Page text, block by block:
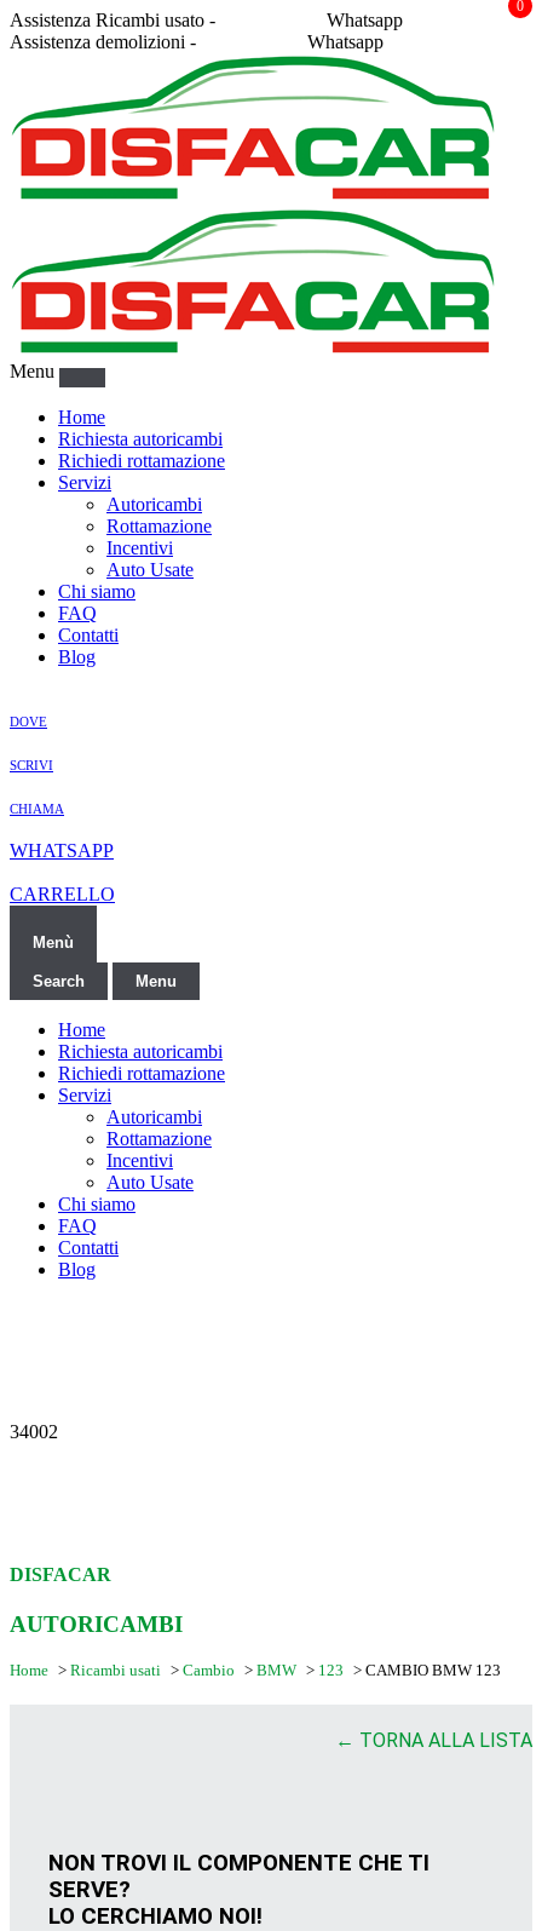
Assistenza Ricambi usato -
Whatsapp
Assistenza demolizioni -
Whatsapp
Menu
Home
Richiesta autoricambi
Richiedi rottamazione
Servizi
Autoricambi
Rottamazione
Incentivi
Auto Usate
Chi siamo
FAQ
Contatti
Blog
DOVE
SCRIVI
CHIAMA
WHATSAPP
0
CARRELLO
Menù
Search Menu
Home
Richiesta autoricambi
Richiedi rottamazione
Servizi
Autoricambi
Rottamazione
Incentivi
Auto Usate
Chi siamo
FAQ
Contatti
Blog
34002
DISFACAR
AUTORICAMBI
Home > Ricambi usati > Cambio > BMW > 123 > CAMBIO BMW 123
← TORNA ALLA LISTA
NON TROVI IL COMPONENTE CHE TI
SERVE?
LO CERCHIAMO NOI!